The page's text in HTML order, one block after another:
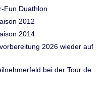
Fun Duathlon
2012
2014
2026 wieder auf
bei der Tour de